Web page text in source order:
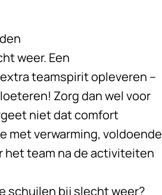
weer. Een
teamspirit opleveren –
Zorg dan wel voor
niet dat comfort
met verwarming, voldoende
het team na de activiteiten
schuilen bij slecht weer?